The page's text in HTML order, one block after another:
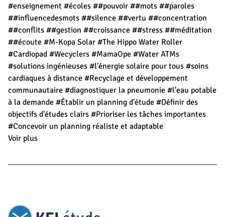
#enseignement #écoles ##pouvoir ##mots ##paroles
##influencedesmots ##silence ##vertu ##concentration
##conflits ##gestion ##croissance ##stress ##méditation
##écoute #M-Kopa Solar #The Hippo Water Roller
#Cardiopad #Wecyclers #MamaOpe #Water ATMs
#solutions ingénieuses #l'énergie solaire pour tous #soins
cardiaques à distance #Recyclage et développement
communautaire #diagnostiquer la pneumonie #l'eau potable
à la demande #Établir un planning d'étude #Définir des
objectifs d'études clairs #Prioriser les tâches importantes
#Concevoir un planning réaliste et adaptable
Voir plus